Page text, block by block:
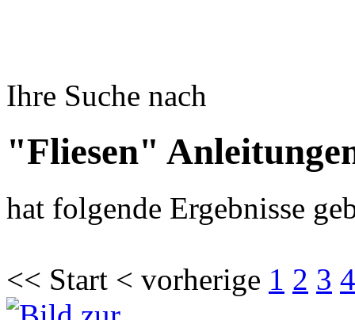
Ihre Suche nach
"Fliesen"
hat folgende Ergebnisse
<< Start < vorherige 1 2 3 4